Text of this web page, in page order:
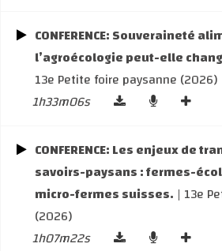
CONFERENCE: Souveraineté
l’agroécologie peut-elle
13e Petite foire paysanne (2026)
1h33m06s
CONFERENCE: Les enjeux de
savoirs-paysans : fermes-
micro-fermes suisses. | 13e
(2026)
1h07m22s